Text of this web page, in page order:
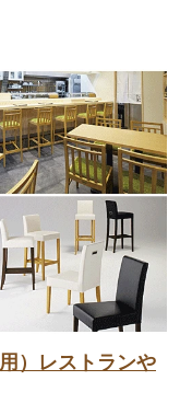
）レストランや